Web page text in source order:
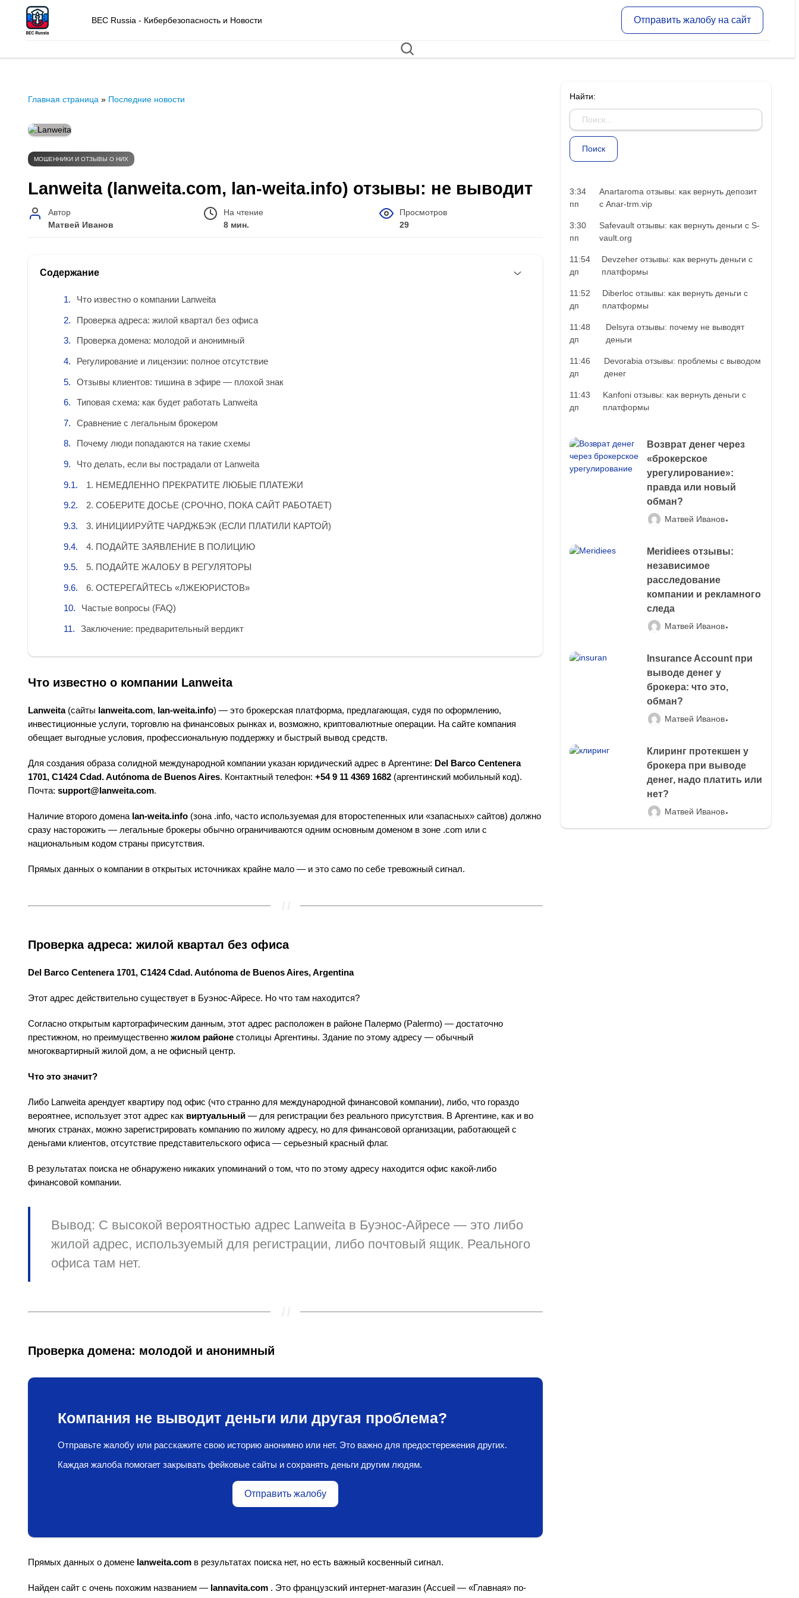
BEC Russia - Кибербезопасность и Новости Отправить жалобу на сайт
Главная страница » Последние новости
МОШЕННИКИ И ОТЗЫВЫ О НИХ
Lanweita (lanweita.com, lan-weita.info) отзывы: не выводит
Автор
Матвей Иванов
На чтение
8 мин.
Просмотров
29
Содержание
Что известно о компании Lanweita
Проверка адреса: жилой квартал без офиса
Проверка домена: молодой и анонимный
Регулирование и лицензии: полное отсутствие
Отзывы клиентов: тишина в эфире — плохой знак
Типовая схема: как будет работать Lanweita
Сравнение с легальным брокером
Почему люди попадаются на такие схемы
Что делать, если вы пострадали от Lanweita
1. НЕМЕДЛЕННО ПРЕКРАТИТЕ ЛЮБЫЕ ПЛАТЕЖИ
2. СОБЕРИТЕ ДОСЬЕ (СРОЧНО, ПОКА САЙТ РАБОТАЕТ)
3. ИНИЦИИРУЙТЕ ЧАРДЖБЭК (ЕСЛИ ПЛАТИЛИ КАРТОЙ)
4. ПОДАЙТЕ ЗАЯВЛЕНИЕ В ПОЛИЦИЮ
5. ПОДАЙТЕ ЖАЛОБУ В РЕГУЛЯТОРЫ
6. ОСТЕРЕГАЙТЕСЬ «ЛЖЕЮРИСТОВ»
Частые вопросы (FAQ)
Заключение: предварительный вердикт
Что известно о компании Lanweita
Lanweita(сайты lanweita.com, lan-weita.info) — это брокерская платформа, предлагающая, судя по оформлению,
инвестиционные услуги, торговлю на финансовых рынках и, возможно, криптовалютные операции. На сайте компания
обещает выгодные условия, профессиональную поддержку и быстрый вывод средств.
Для создания образа солидной международной компании указан юридический адрес в Аргентине: Del Barco Centenera
1701, C1424 Cdad. Autónoma de Buenos Aires. Контактный телефон: +54 9 11 4369 1682 (аргентинский мобильный код).
Почта: support@lanweita.com.
Наличие второго домена lan-weita.info (зона .info, часто используемая для второстепенных или «запасных» сайтов) должно
сразу насторожить — легальные брокеры обычно ограничиваются одним основным доменом в зоне .com или с
национальным кодом страны присутствия.
Прямых данных о компании в открытых источниках крайне мало — и это само по себе тревожный сигнал.
Проверка адреса: жилой квартал без офиса
Del Barco Centenera 1701, C1424 Cdad. Autónoma de Buenos Aires, Argentina
Этот адрес действительно существует в Буэнос-Айресе. Но что там находится?
Согласно открытым картографическим данным, этот адрес расположен в районе Палермо (Palermo) — достаточно
престижном, но преимущественно жилом районе столицы Аргентины. Здание по этому адресу — обычный
многоквартирный жилой дом, а не офисный центр.
Что это значит?
Либо Lanweita арендует квартиру под офис (что странно для международной финансовой компании), либо, что гораздо
вероятнее, использует этот адрес как виртуальный — для регистрации без реального присутствия. В Аргентине, как и во
многих странах, можно зарегистрировать компанию по жилому адресу, но для финансовой организации, работающей с
деньгами клиентов, отсутствие представительского офиса — серьезный красный флаг.
В результатах поиска не обнаружено никаких упоминаний о том, что по этому адресу находится офис какой-либо
финансовой компании.
Вывод: С высокой вероятностью адрес Lanweita в Буэнос-Айресе — это либо
жилой адрес, используемый для регистрации, либо почтовый ящик. Реального
офиса там нет.
Проверка домена: молодой и анонимный
Компания не выводит деньги или другая проблема?
Отправьте жалобу или расскажите свою историю анонимно или нет. Это важно для предостережения других.
Каждая жалоба помогает закрывать фейковые сайты и сохранять деньги другим людям.
Отправить жалобу
Прямых данных о домене lanweita.com в результатах поиска нет, но есть важный косвенный сигнал.
Найден сайт с очень похожим названием — lannavita.com . Это французский интернет-магазин (Accueil — «Главная» по-
Найти:
3:34
пп
Anartaroma отзывы: как вернуть депозит
с Anar-trm.vip
3:30
пп
Safevault отзывы: как вернуть деньги с S-
vault.org
11:54
дп
Devzeher отзывы: как вернуть деньги с
платформы
11:52
дп
Diberloc отзывы: как вернуть деньги с
платформы
11:48
дп
Delsyra отзывы: почему не выводят
деньги
11:46
дп
Devorabia отзывы: проблемы с выводом
денег
11:43
дп
Kanfoni отзывы: как вернуть деньги с
платформы
Возврат денег через
«брокерское
урегулирование»:
правда или новый
обман?
Матвей Иванов
Meridiees отзывы:
независимое
расследование
компании и рекламного
следа
Матвей Иванов
Insurance Account при
выводе денег у
брокера: что это,
обман?
Матвей Иванов
Клиринг протекшен у
брокера при выводе
денег, надо платить или
нет?
Матвей Иванов